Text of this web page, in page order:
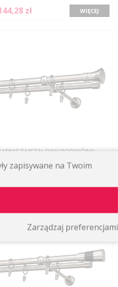
zł WIĘCEJ
METALOWY PODWÓJNY
klasyczny ścienny
zł
zapisywane na Twoim
Zarządzaj preferencjami